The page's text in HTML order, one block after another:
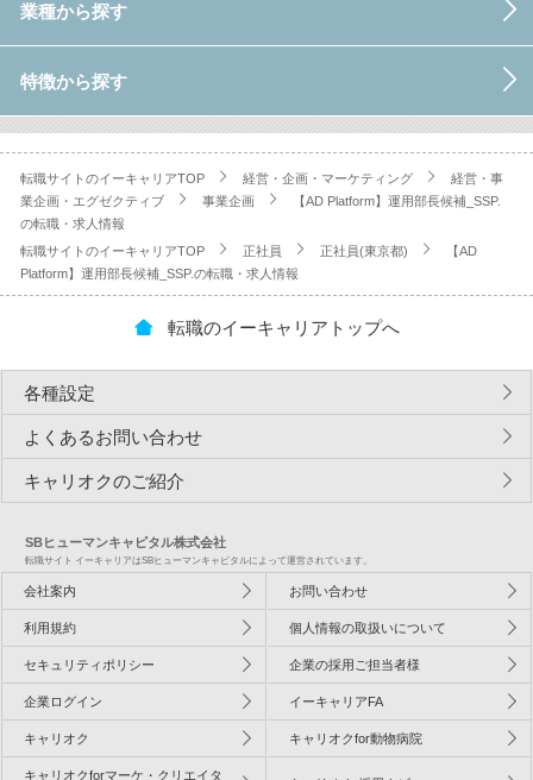
業種から探す
特徴から探す
転職サイトのイーキャリアTOP 経営・企画・マーケティング
経営・事
業企画・エグゼクティブ
事業企画
【AD Platform】運用部長候補_SSP.
の転職・求人情報
転職サイトのイーキャリアTOP
正社員 正社員(東京都)
【AD
Platform】運用部長候補_SSP.の転職・求人情報
転職のイーキャリアトップへ
各種設定
よくあるお問い合わせ
キャリオクのご紹介
SBヒューマンキャピタル株式会社
転職サイト イーキャリアはSBヒューマンキャピタルによって運営されています。
会社案内 お問い合わせ
利用規約 個人情報の取扱いについて
セキュリティポリシー 企業の採用ご担当者様
企業ログイン イーキャリアFA
キャリオク キャリオクfor動物病院
キャリオクforマーケ・クリエイタ